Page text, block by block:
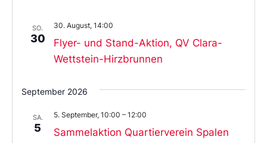
SO.
30
Flyer- und Stand-Aktion, QV Clara-
Wettstein-Hirzbrunnen
30. August, 14:00
September 2026
SA.
5 Sammelaktion Quartierverein Spalen
5. September, 10:00 – 12:00